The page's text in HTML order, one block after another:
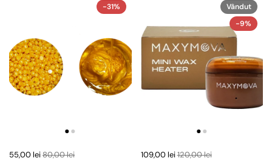
55,00 lei80,00 lei
-31%
109,00 lei120,00 lei
Vândut
-9%